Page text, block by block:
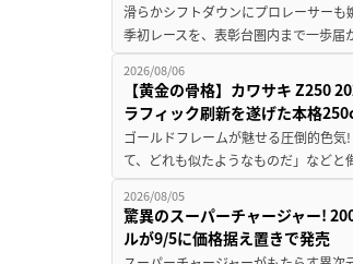
滑らかシフトダウンにプロレーサー
季初レースを、表彰台圏内まで一歩
2026/08/06
【黄金の骨格】カワサキ Z250
ラフィック刷新を遂げた本格
ゴールドフレームが魅せる圧倒的色
て、どれも似たようなものだ」など
2026/08/05
驚異のスーパーチャージャー!
ルが9/5に価格据え置きで発売